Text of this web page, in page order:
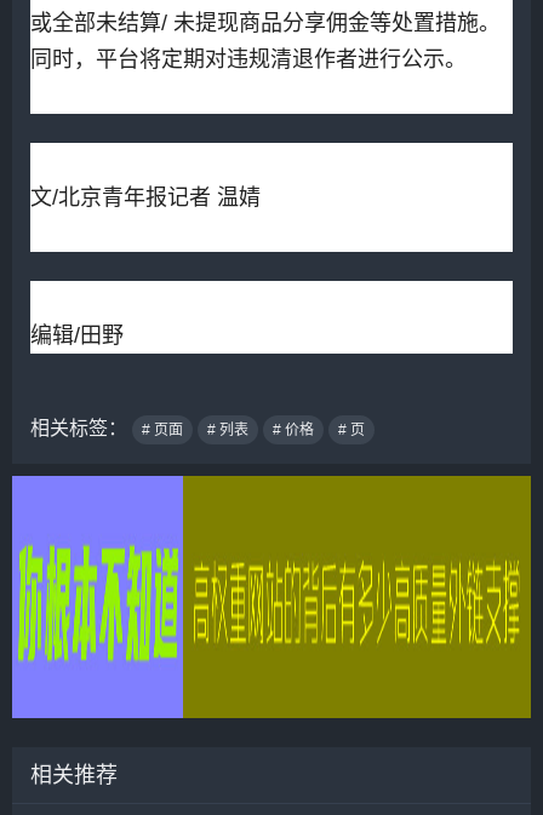
或全部未结算/ 未提现商品分享佣金等处置措施。
同时，平台将定期对违规清退作者进行公示。
文/北京青年报记者 温婧
编辑/田野
相关标签： # 页面 # 列表 # 价格 # 页
相关推荐